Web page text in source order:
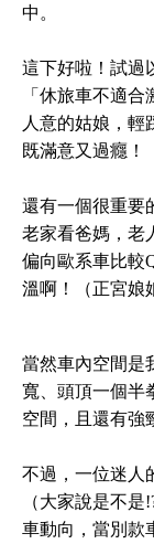
中。
這下好啦！試過
「休旅車不適
人意的姑娘，輕
既滿意又過癮！
還有一個很重要
老家看爸媽，老
偏向歐系車比較
溫啊！（正宮娘
當然車內空間是
寬、頭頂一個半
空間，且還有強
不過，一位迷人
（大家說是不
車動向，當別款